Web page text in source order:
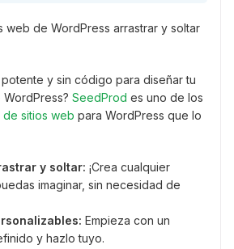
potente y sin código para diseñar tu
SeedProd es uno de los
sitios web para WordPress que lo
y soltar: ¡Crea cualquier
imaginar, sin necesidad de
Empieza con un
y hazlo tuyo.